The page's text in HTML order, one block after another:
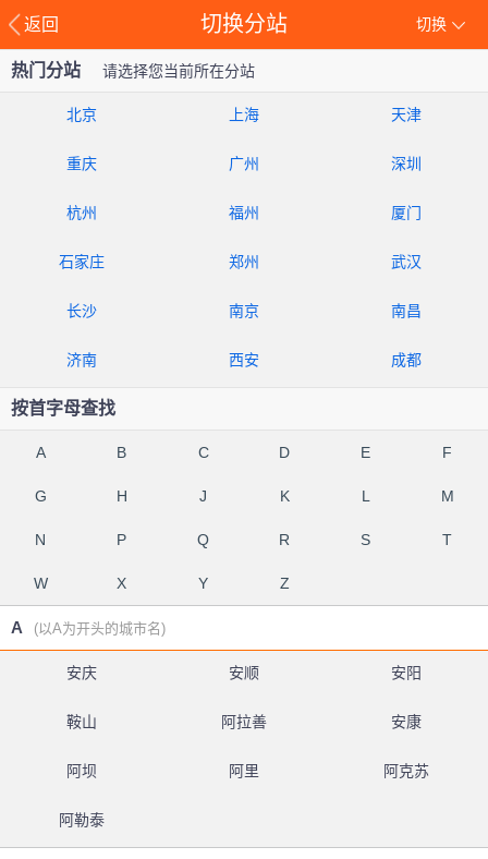
返回 切换
切换分站
热门分站 请选择您当前所在分站
北京 上海 天津
重庆 广州 深圳
杭州 福州 厦门
石家庄 郑州 武汉
长沙 南京 南昌
济南 西安 成都
按首字母查找
A B C D E F
G H J K L M
N P Q R S T
W X Y Z
A (以A为开头的城市名)
安庆 安顺 安阳
鞍山 阿拉善 安康
阿坝 阿里 阿克苏
阿勒泰